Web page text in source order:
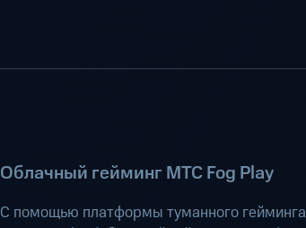
Облачный гейминг МТС Fog Play
С помощью платформы туманного гейминга